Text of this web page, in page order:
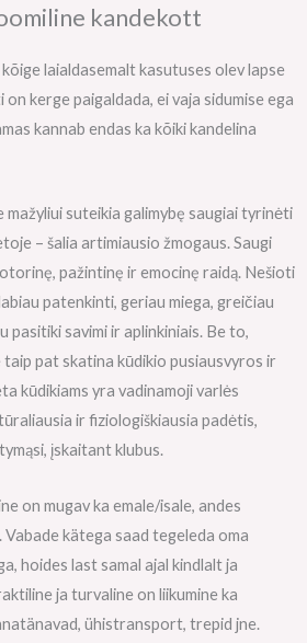
kandekott
laialdasemalt kasutuses olev lapse
kerge paigaldada, ei vaja sidumise ega
kannab endas ka kõiki kandelina
mažyliui suteikia galimybę saugiai tyrinėti
– šalia artimiausio žmogaus. Saugi
pažintinę ir emocinę raidą. Nešioti
patenkinti, geriau miega, greičiau
pasitiki savimi ir aplinkiniais. Be to,
taip pat skatina kūdikio pusiausvyros ir
kūdikiams yra vadinamoji varlės
ir fiziologiškiausia padėtis,
įskaitant klubus.
on mugav ka emale/isale, andes
kätega saad tegeleda oma
hoides last samal ajal kindlalt ja
ja turvaline on liikumine ka
ühistransport, trepid jne.